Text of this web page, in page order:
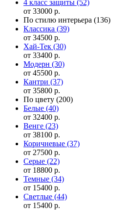
4 класс защиты (52)
от 33000 р.
По стилю интерьера (136)
Классика (39)
от 34500 р.
Хай-Тек (30)
от 33400 р.
Модерн (30)
от 45500 р.
Кантри (37)
от 35800 р.
По цвету (200)
Белые (40)
от 32400 р.
Венге (23)
от 38100 р.
Коричневые (37)
от 27500 р.
Серые (22)
от 18800 р.
Темные (34)
от 15400 р.
Светлые (44)
от 15400 р.